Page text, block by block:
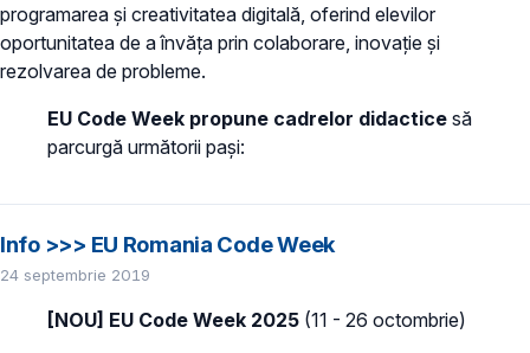
programarea și creativitatea digitală, oferind elevilor
oportunitatea de a învăța prin colaborare, inovație și
rezolvarea de probleme.
EU Code Week propune cadrelor didactice să
parcurgă următorii pași:
Info >>> EU Romania Code Week
24 septembrie 2019
[NOU] EU Code Week 2025 (11 - 26 octombrie)